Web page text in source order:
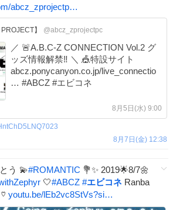
abcz_zprojectp…
】 @abcz_zprojectpc
／ 🚨A.B.C-Z CONNECTION Vol.2 グ
ッズ情報解禁‼️ ＼ 🎪特設サイト
abcz.ponycanyon.co.jp/live_connectio
… #ABCZ #エビコネ
8月5日(水) 9:00
8月7日(金) 12:38
う 💫#ROMANTIC 💐✨️ 2019🌟8/7🌼
🤍#ABCZ #エビコネ Ranba
youtu.be/lEb2vc8StVs?si…